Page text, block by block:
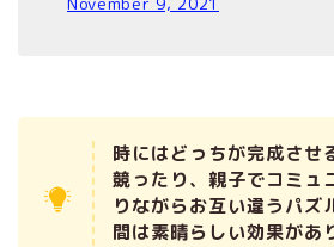
時にはどっちが完成させ
競ったり、親子でコミュ
りながらお互い違うパズ
間は素晴らしい効果があ